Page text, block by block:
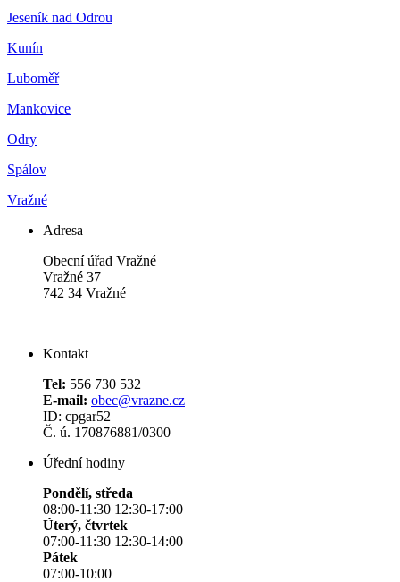
Jeseník nad Odrou
Kunín
Luboměř
Mankovice
Odry
Spálov
Vražné
Adresa
Obecní úřad Vražné
Vražné 37
742 34 Vražné
Kontakt
Tel: 556 730 532
E-mail: obec@vrazne.cz
ID: cpgar52
Č. ú. 170876881/0300
Úřední hodiny
Pondělí, středa
08:00-11:30 12:30-17:00
Úterý, čtvrtek
07:00-11:30 12:30-14:00
Pátek
07:00-10:00